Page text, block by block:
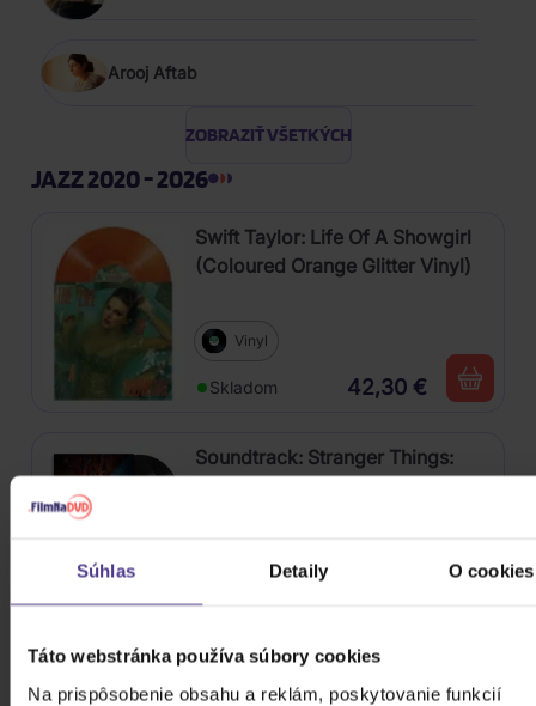
Súhlas Detaily O cookies
Táto webstránka používa súbory cookies
Na prispôsobenie obsahu a reklám, poskytovanie funkcií
Arooj Aftab
ZOBRAZIŤ VŠETKÝCH
JAZZ 2020 - 2026
Swift Taylor: Life Of A Showgirl
(Coloured Orange Glitter Vinyl)
Vinyl
Skladom 42,30 €
Soundtrack: Stranger Things:
Skladom
V (BTS): Layover